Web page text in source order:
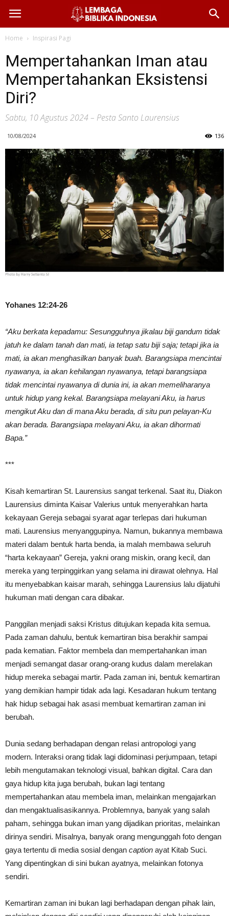
Home Inspirasi Pagi
Mempertahankan Iman atau
Mempertahankan Eksistensi
Diri?
Sabtu, 10 Agustus 2024 – Pesta Santo Laurensius
10/08/2024 136
Yohanes 12:24-26
“Aku berkata kepadamu: Sesungguhnya jikalau biji gandum tidak
jatuh ke dalam tanah dan mati, ia tetap satu biji saja; tetapi jika ia
mati, ia akan menghasilkan banyak buah. Barangsiapa mencintai
nyawanya, ia akan kehilangan nyawanya, tetapi barangsiapa
tidak mencintai nyawanya di dunia ini, ia akan memeliharanya
untuk hidup yang kekal. Barangsiapa melayani Aku, ia harus
mengikut Aku dan di mana Aku berada, di situ pun pelayan-Ku
akan berada. Barangsiapa melayani Aku, ia akan dihormati
Bapa.”
***
Kisah kemartiran St. Laurensius sangat terkenal. Saat itu, Diakon
Laurensius diminta Kaisar Valerius untuk menyerahkan harta
kekayaan Gereja sebagai syarat agar terlepas dari hukuman
mati. Laurensius menyanggupinya. Namun, bukannya membawa
materi dalam bentuk harta benda, ia malah membawa seluruh
“harta kekayaan” Gereja, yakni orang miskin, orang kecil, dan
mereka yang terpinggirkan yang selama ini dirawat olehnya. Hal
itu menyebabkan kaisar marah, sehingga Laurensius lalu dijatuhi
hukuman mati dengan cara dibakar.
Panggilan menjadi saksi Kristus ditujukan kepada kita semua.
Pada zaman dahulu, bentuk kemartiran bisa berakhir sampai
pada kematian. Faktor membela dan mempertahankan iman
menjadi semangat dasar orang-orang kudus dalam merelakan
hidup mereka sebagai martir. Pada zaman ini, bentuk kemartiran
yang demikian hampir tidak ada lagi. Kesadaran hukum tentang
hak hidup sebagai hak asasi membuat kemartiran zaman ini
berubah.
Dunia sedang berhadapan dengan relasi antropologi yang
modern. Interaksi orang tidak lagi didominasi perjumpaan, tetapi
lebih mengutamakan teknologi visual, bahkan digital. Cara dan
gaya hidup kita juga berubah, bukan lagi tentang
mempertahankan atau membela iman, melainkan mengajarkan
dan mengaktualisasikannya. Problemnya, banyak yang salah
paham, sehingga bukan iman yang dijadikan prioritas, melainkan
dirinya sendiri. Misalnya, banyak orang mengunggah foto dengan
gaya tertentu di media sosial dengan caption ayat Kitab Suci.
Yang dipentingkan di sini bukan ayatnya, melainkan fotonya
sendiri.
Kemartiran zaman ini bukan lagi berhadapan dengan pihak lain,